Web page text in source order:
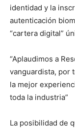
identidad y la
autenticación
“cartera digital”
“Aplaudimos a
vanguardista, por
la mejor
toda la industria”
La posibilidad de